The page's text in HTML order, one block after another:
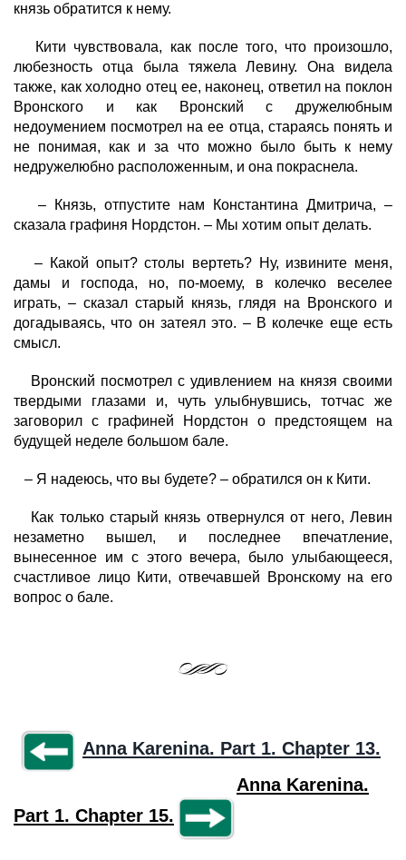
князь обратится к нему.
Кити чувствовала, как после того, что произошло,
любезность отца была тяжела Левину. Она видела
также, как холодно отец ее, наконец, ответил на поклон
Вронского и как Вронский с дружелюбным
недоумением посмотрел на ее отца, стараясь понять и
не понимая, как и за что можно было быть к нему
недружелюбно расположенным, и она покраснела.
– Князь, отпустите нам Константина Дмитрича, –
сказала графиня Нордстон. – Мы хотим опыт делать.
– Какой опыт? столы вертеть? Ну, извините меня,
дамы и господа, но, по-моему, в колечко веселее
играть, – сказал старый князь, глядя на Вронского и
догадываясь, что он затеял это. – В колечке еще есть
смысл.
Вронский посмотрел с удивлением на князя своими
твердыми глазами и, чуть улыбнувшись, тотчас же
заговорил с графиней Нордстон о предстоящем на
будущей неделе большом бале.
– Я надеюсь, что вы будете? – обратился он к Кити.
Как только старый князь отвернулся от него, Левин
незаметно вышел, и последнее впечатление,
вынесенное им с этого вечера, было улыбающееся,
счастливое лицо Кити, отвечавшей Вронскому на его
вопрос о бале.
Anna Karenina. Part 1. Chapter 13.
Anna Karenina.
Part 1. Chapter 15.